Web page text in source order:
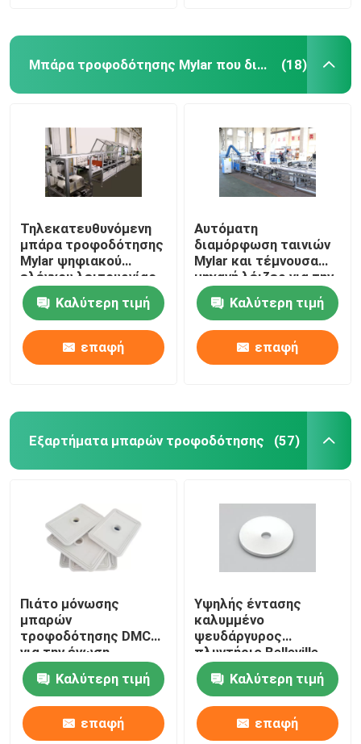
Μπάρα τροφοδότησης Mylar που διαμορφώνει τη μηχανή (18)
Τηλεκατευθυνόμενη
μπάρα τροφοδότησης
Mylar ψηφιακού
ελέγχου λειτουργίας
που διαμορφώνει τη
μηχανήΚαλύτερη τιμή
επαφή
Αυτόματη
διαμόρφωση ταινιών
Mylar και τέμνουσα
μηχανή λέιζερ για την
μπάρα τροφοδότησης
Καλύτερη τιμή
επαφή
Εξαρτήματα μπαρών τροφοδότησης (57)
Πιάτο μόνωσης
μπαρών
τροφοδότησης DMC
για την ένωση
μεταφοράς με
φορτηγό μπαρών
τροφοδότησης
Καλύτερη τιμή
επαφή
Υψηλής έντασης
καλυμμένο
ψευδάργυρος
πλυντήριο Belleville
μπαρών
τροφοδότησης κοινό
Καλύτερη τιμή
επαφή